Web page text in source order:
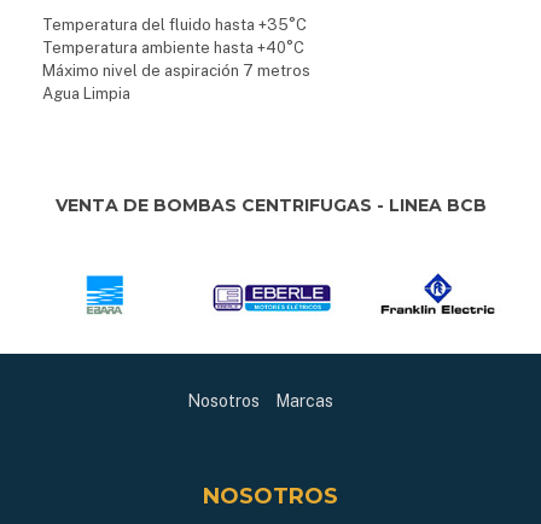
Temperatura del fluido hasta +35°C
Temperatura ambiente hasta +40°C
Máximo nivel de aspiración 7 metros
Agua Limpia
VENTA DE BOMBAS CENTRIFUGAS - LINEA BCB
Nosotros Marcas
NOSOTROS